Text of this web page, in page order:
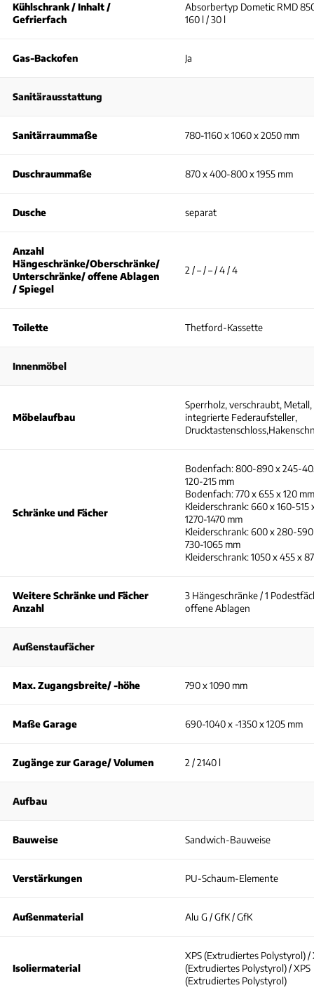
Kühlschrank / Inhalt /
Gefrierfach
Absorbertyp Dometic RMD
160 l / 30 l
Gas-Backofen Ja
Sanitärausstattung
Sanitärraummaße 780-1160 x 1060 x 2050 mm
Duschraummaße 870 x 400-800 x 1955 mm
Dusche separat
Anzahl
Hängeschränke/Oberschränke/
Unterschränke/ offene Ablagen
/ Spiegel
2 / – / – / 4 / 4
Toilette Thetford-Kassette
Innenmöbel
Möbelaufbau
Sperrholz, verschraubt, Metall,
integrierte Federaufsteller,
Schränke und Fächer
Bodenfach: 800-890 x 245-
120-215 mm
Bodenfach: 770 x 655 x 120 mm
Kleiderschrank: 660 x 160-515
1270-1470 mm
Kleiderschrank: 600 x 280-
730-1065 mm
Kleiderschrank: 1050 x 455 x
Weitere Schränke und Fächer
Anzahl
3 Hängeschränke / 1
offene Ablagen
Außenstaufächer
Max. Zugangsbreite/ -höhe 790 x 1090 mm
Maße Garage 690-1040 x -1350 x 1205 mm
Zugänge zur Garage/ Volumen 2 / 2140 l
Aufbau
Bauweise Sandwich-Bauweise
Verstärkungen PU-Schaum-Elemente
Außenmaterial Alu G / GfK / GfK
Isoliermaterial
XPS (Extrudiertes Polystyrol) /
(Extrudiertes Polystyrol) / XPS
(Extrudiertes Polystyrol)